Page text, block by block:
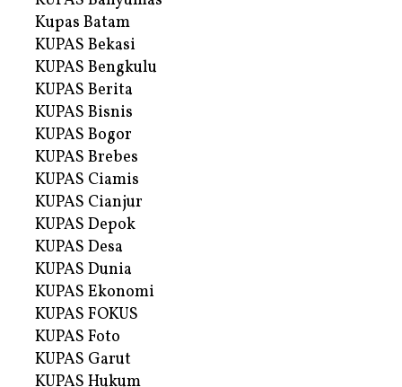
Kupas Batam
KUPAS Bekasi
KUPAS Bengkulu
KUPAS Berita
KUPAS Bisnis
KUPAS Bogor
KUPAS Brebes
KUPAS Ciamis
KUPAS Cianjur
KUPAS Depok
KUPAS Desa
KUPAS Dunia
KUPAS Ekonomi
KUPAS FOKUS
KUPAS Foto
KUPAS Garut
KUPAS Hukum